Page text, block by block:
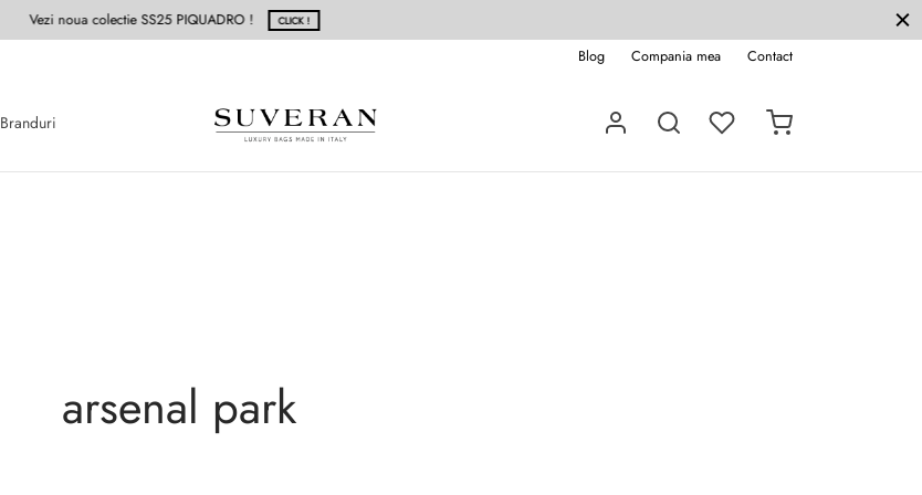
Vezi noua colectie SS25 PIQUADRO ! CLICK !
Blog Compania mea Contact
Branduri
arsenal park